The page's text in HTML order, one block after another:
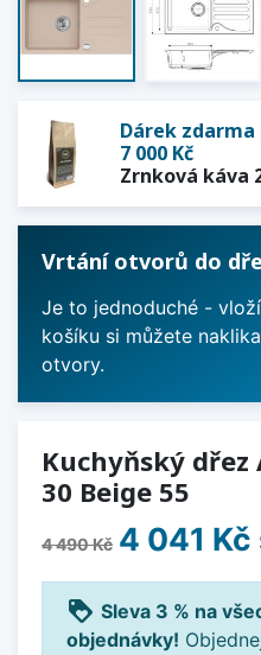
Dárek
7 000 Kč
Zrnková káva
Vrtání otvorů do
Je to jednoduché -
košíku si můžete
otvory.
Kuchyňský dřez
30 Beige 55
4 490 Kč 4 041 Kč
loyalty Sleva 3 % na
objednávky!